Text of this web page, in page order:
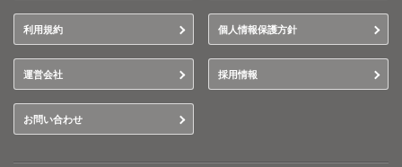
利用規約 個人情報保護方針
運営会社 採用情報
お問い合わせ